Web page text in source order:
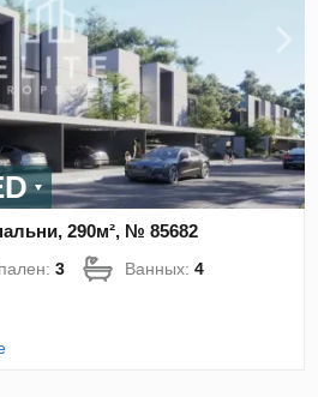
290м², № 85682
3 Ванных:4